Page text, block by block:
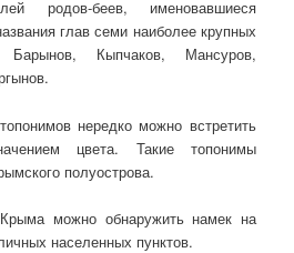
родов-беев, именовавшиеся
глав семи наиболее крупных
Кыпчаков, Мансуров,
нередко можно встретить
цвета. Такие топонимы
полуострова.
можно обнаружить намек на
населенных пунктов.